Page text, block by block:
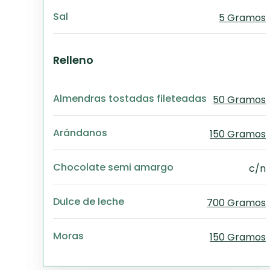
Sal 5 Gramos
Relleno
Almendras tostadas fileteadas 50 Gramos
Arándanos 150 Gramos
Chocolate semi amargo c/n
Dulce de leche 700 Gramos
Moras 150 Gramos